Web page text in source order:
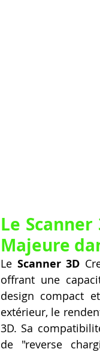
Le Scanner
Majeure
Le Scanner 3D
offrant une
design compact
extérieur, le
3D. Sa
de "reverse